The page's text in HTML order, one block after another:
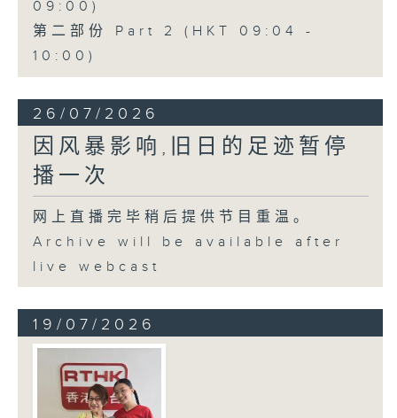
09:00)
第二部份 Part 2 (HKT 09:04 -
10:00)
26/07/2026
因风暴影响,旧日的足迹暂停
播一次
网上直播完毕稍后提供节目重温。
Archive will be available after
live webcast
19/07/2026